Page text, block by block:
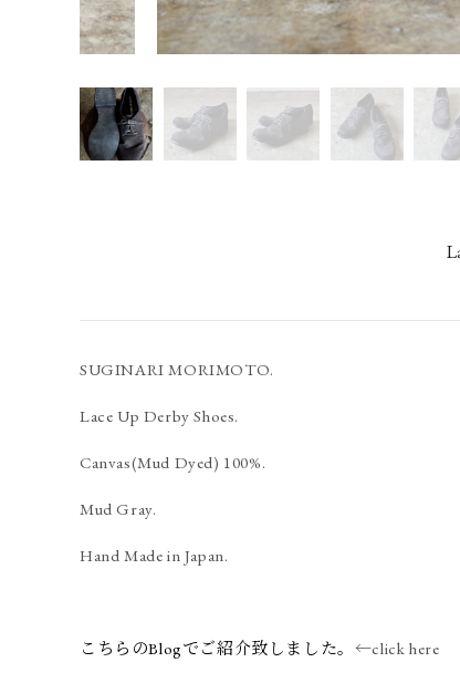
SUGINARI MORIMOTO.
Lace Up Derby Shoes.
Canvas(Mud Dyed) 100%.
Mud Gray.
Hand Made in Japan.
こちらのBlogでご紹介致しました。 ←click here